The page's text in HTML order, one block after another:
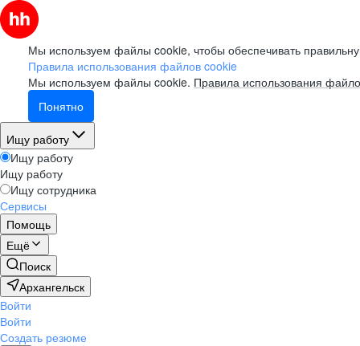
Мы используем файлы cookie, чтобы обеспечивать
Правила использования файлов cookie
Мы используем файлы cookie. Правила использования
Понятно
Ищу работу
Ищу работу
Ищу работу
Ищу сотрудника
Сервисы
Помощь
Ещё
Поиск
Архангельск
Войти
Войти
Создать резюме